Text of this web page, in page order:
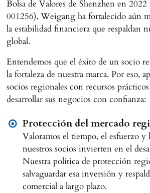
Bolsa de Valores de Shenzhen en
001256), Weigang ha fortalecido aún
la estabilidad financiera que respaldan
global.
Entendemos que el éxito de un socio
la fortaleza de nuestra marca. Por eso,
socios regionales con recursos
desarrollar sus negocios con confianza:
Protección del mercado
Valoramos el tiempo, el esfuerzo y
nuestros socios invierten en el
Nuestra política de protección
salvaguardar esa inversión y
comercial a largo plazo.